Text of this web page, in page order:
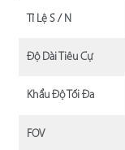
Tỉ Lệ S / N
Độ Dài Tiêu Cự
Khẩu Độ Tối Đa
FOV